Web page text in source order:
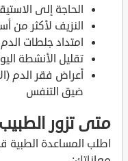
الحاجة إلى
النزيف لأكثر من
امتداد جلطات الدم
تقليل الأنشطة
أعراض فقر الدم
ضيق التنفس
متى تزور الطبيب
اطلب المساعدة الطبية